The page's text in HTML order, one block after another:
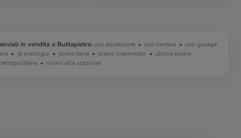
in vendita a Buttapietra: con ascensore con cantina
con garage
di prestigio piano terra piano intermedio
ultimo piano
vicino alla stazione